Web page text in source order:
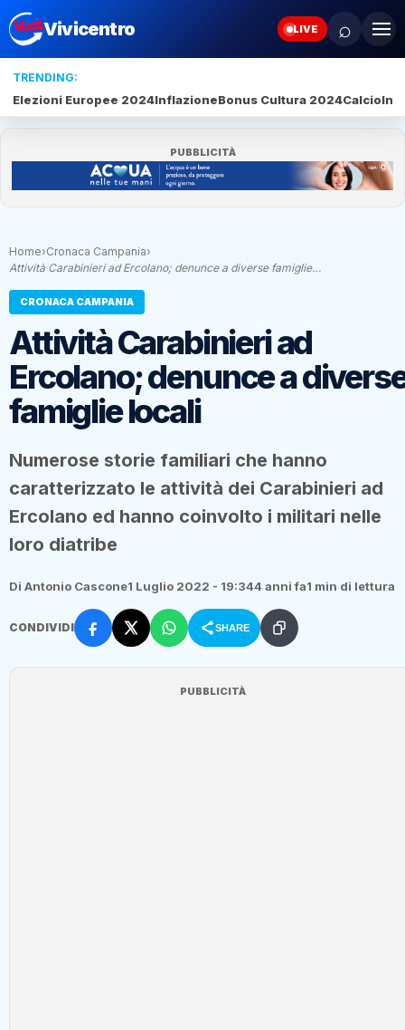
Vivicentro LIVE ⌕
TRENDING:
Elezioni Europee 2024InflazioneBonus Cultura 2024Calcio
PUBBLICITÀ
Home›Cronaca Campania›
Attività Carabinieri ad Ercolano; denunce a diverse famiglie…
CRONACA CAMPANIA
Attività Carabinieri ad
Ercolano; denunce a
famiglie locali
Numerose storie familiari che hanno
caratterizzato le attività dei Carabinieri ad
Ercolano ed hanno coinvolto i militari nelle
loro diatribe
Di Antonio Cascone1 Luglio 2022 - 19:344 anni fa1 min di lettura
CONDIVIDI SHARE
PUBBLICITÀ